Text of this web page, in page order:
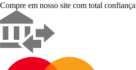
Compre em nosso site com total confiança